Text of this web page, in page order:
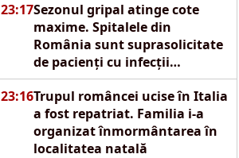
23:17Sezonul gripal atinge cote
maxime. Spitalele din
România sunt suprasolicitate
de pacienți cu infecții
respiratorii acute
23:16Trupul româncei ucise în Italia
a fost repatriat. Familia i-a
organizat înmormântarea în
localitatea natală